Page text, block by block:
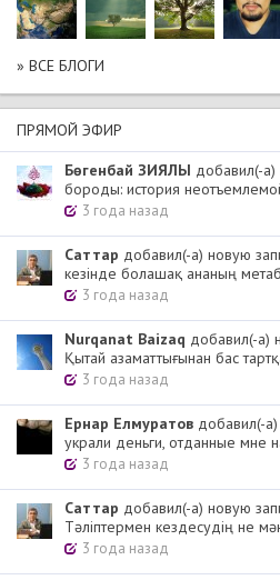
» ВСЕ БЛОГИ
ПРЯМОЙ ЭФИР
Бөгенбай ЗИЯЛЫ добавил(-
бороды: история
3 года назад
Cаттар добавил(-а) новую
кезінде болашақ ананың
3 года назад
Nurqanat Baizaq добавил(-а)
Қытай азаматтығынан бас
3 года назад
Ернар Елмуратов добавил(-
украли деньги, отданные мне
3 года назад
Cаттар добавил(-а) новую
Тәліптермен кездесудің не
3 года назад